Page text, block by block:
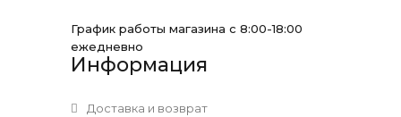
График работы магазина с 8:00-18:00
ежедневно
Информация
Доставка и возврат